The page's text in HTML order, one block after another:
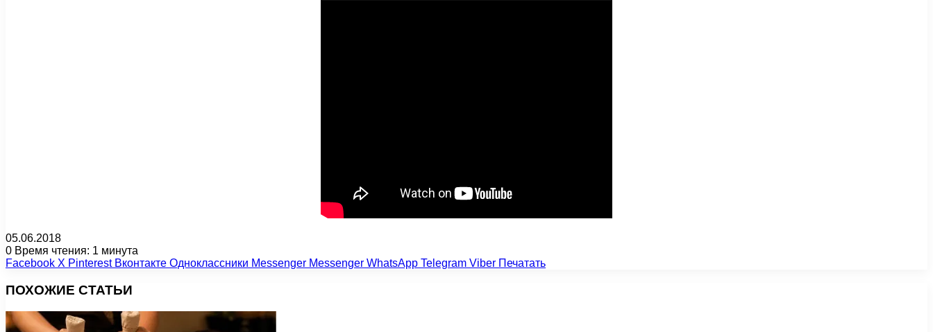
05.06.2018
0 Время чтения: 1 минута
Facebook X Pinterest Вконтакте Одноклассники Messenger Messenger WhatsApp Telegram Viber Печатать
ПОХОЖИЕ СТАТЬИ